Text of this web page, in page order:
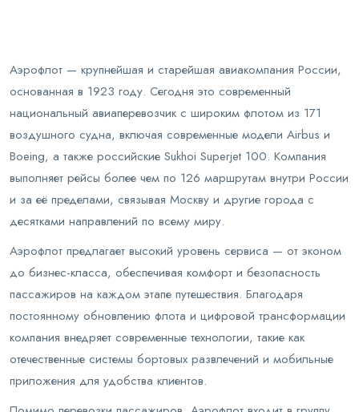
Аэрофлот — крупнейшая и старейшая авиакомпания России,
основанная в 1923 году. Сегодня это современный
национальный авиаперевозчик с широким флотом из 171
воздушного судна, включая современные модели Airbus и
Boeing, а также российские Sukhoi Superjet 100. Компания
выполняет рейсы более чем по 126 маршрутам внутри России
и за её пределами, связывая Москву и другие города с
десятками направлений по всему миру.
Аэрофлот предлагает высокий уровень сервиса — от эконом
до бизнес-класса, обеспечивая комфорт и безопасность
пассажиров на каждом этапе путешествия. Благодаря
постоянному обновлению флота и цифровой трансформации
компания внедряет современные технологии, такие как
отечественные системы бортовых развлечений и мобильные
приложения для удобства клиентов.